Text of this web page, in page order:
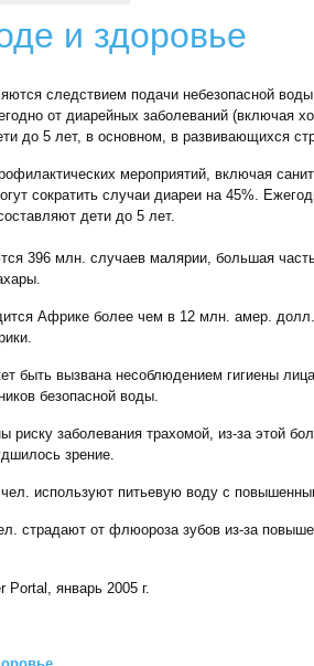
и здоровье
следствием подачи небезопасной
от диарейных заболеваний (включая
до 5 лет, в основном, в развивающихся
мероприятий, включая
сократить случаи диареи на 45%.
дети до 5 лет.
396 млн. случаев малярии, большая
Африке более чем в 12 млн. амер.
быть вызвана несоблюдением гигиены
безопасной воды.
риску заболевания трахомой, из-за этой
зрение.
используют питьевую воду с
страдают от флюороза зубов из-за
Portal, январь 2005 г.